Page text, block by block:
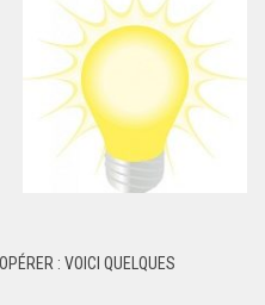
: VOICI QUELQUES